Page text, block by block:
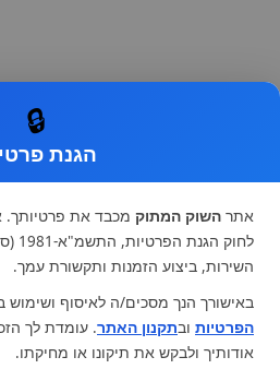
🔒
הגנת
אתר השוק המתוק מכבד את פרטיותך.
השירות, ביצוע הזמנות ותקשורת עמך.
באישורך הנך מסכים/ה לאיסוף ושימוש
הפרטיות ובתקנון האתר. עומדת לך
אודותיך ולבקש את תיקונו או מחיקתו.